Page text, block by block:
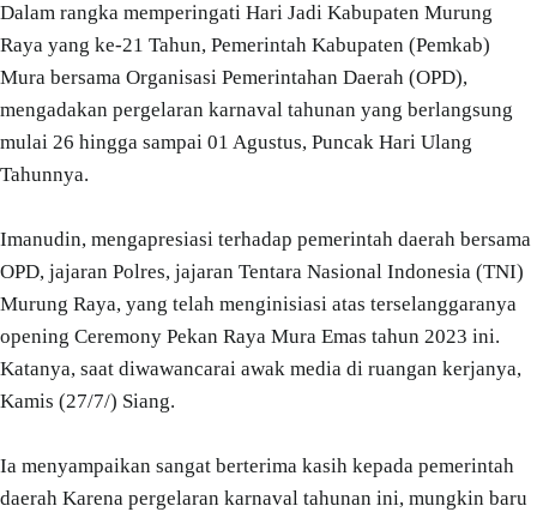
Dalam rangka memperingati Hari Jadi Kabupaten Murung
Raya yang ke-21 Tahun, Pemerintah Kabupaten (Pemkab)
Mura bersama Organisasi Pemerintahan Daerah (OPD),
mengadakan pergelaran karnaval tahunan yang berlangsung
mulai 26 hingga sampai 01 Agustus, Puncak Hari Ulang
Tahunnya.
Imanudin, mengapresiasi terhadap pemerintah daerah bersama
OPD, jajaran Polres, jajaran Tentara Nasional Indonesia (TNI)
Murung Raya, yang telah menginisiasi atas terselanggaranya
opening Ceremony Pekan Raya Mura Emas tahun 2023 ini.
Katanya, saat diwawancarai awak media di ruangan kerjanya,
Kamis (27/7/) Siang.
Ia menyampaikan sangat berterima kasih kepada pemerintah
daerah Karena pergelaran karnaval tahunan ini, mungkin baru